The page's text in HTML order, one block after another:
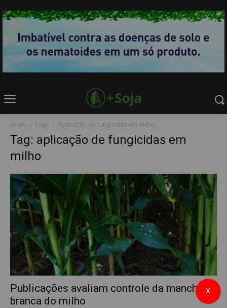
Início Tags Aplicação de fungicidas em milho
Tag: aplicação de fungicidas em
milho
Publicações avaliam controle da mancha
branca do milho
X